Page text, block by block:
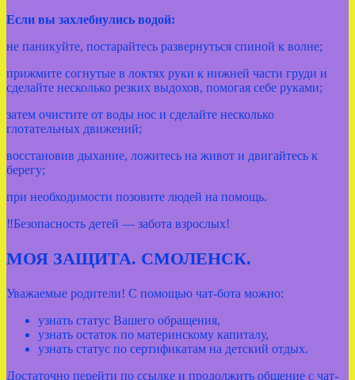
Если вы захлебнулись водой:
не паникуйте, постарайтесь развернуться спиной к волне;
прижмите согнутые в локтях руки к нижней части груди и
сделайте несколько резких выдохов, помогая себе руками;
затем очистите от воды нос и сделайте несколько
глотательных движений;
восстановив дыхание, ложитесь на живот и двигайтесь к
берегу;
при необходимости позовите людей на помощь.
‼Безопасность детей — забота взрослых!
МОЯ ЗАЩИТА. СМОЛЕНСК.
Уважаемые родители! С помощью чат-бота можно:
узнать статус Вашего обращения,
узнать остаток по материнскому капиталу,
узнать статус по сертификатам на детский отдых.
Достаточно перейти по ссылке и продолжить общение с чат-